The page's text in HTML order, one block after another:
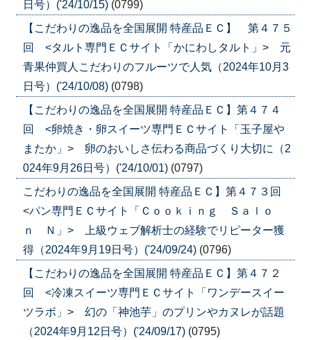
日号）('24/10/15) (0799)
【こだわりの逸品を全国展開 特産品ＥＣ】 第４７５
回 <タルト専門ＥＣサイト「かにわしタルト」> 元
青果仲買人こだわりのフルーツで人気（2024年10月3
日号）('24/10/08) (0798)
【こだわりの逸品を全国展開 特産品ＥＣ】第４７４
回 <卵焼き・卵スイーツ専門ＥＣサイト「玉子屋や
またか」> 卵のおいしさ伝わる商品づくり大切に（2
024年9月26日号）('24/10/01) (0797)
こだわりの逸品を全国展開 特産品ＥＣ】第４７３回
<パン専門ＥＣサイト「Ｃｏｏｋｉｎｇ Ｓａｌｏ
ｎ Ｎ」> 上級ウェブ解析士の経験でリピーター獲
得（2024年9月19日号）('24/09/24) (0796)
【こだわりの逸品を全国展開 特産品ＥＣ】第４７２
回 <冷凍スイーツ専門ＥＣサイト「ワンデースイー
ツラボ」> 幻の「神池芋」のプリンやカヌレが話題
（2024年9月12日号）('24/09/17) (0795)